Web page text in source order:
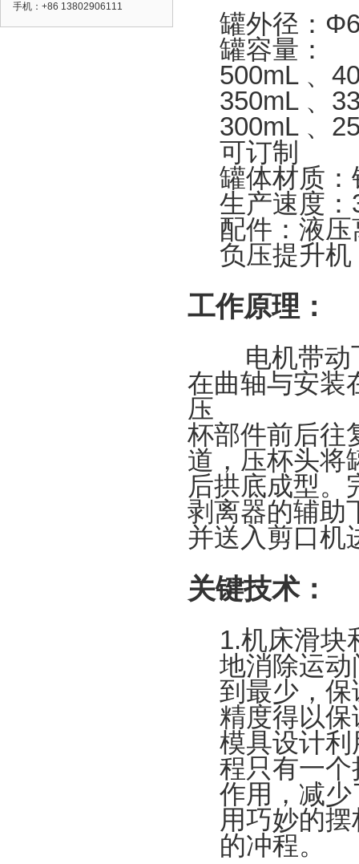
手机：+86 13802906111
罐外径：
罐容量：
500mL 、
350mL 、
300mL 、
可订制
罐体材质
生产速度
配件：液
负压提升机
工作原理：
电机带动飞
在曲轴与安装
压
杯部件前后往
道，压杯头将
后拱底成型。
剥离器的辅助
并送入剪口机
关键技术：
1.机床滑块
地消除运
到最少，
精度得以
模具设计
程只有一
作用，减
用巧妙的
的冲程。